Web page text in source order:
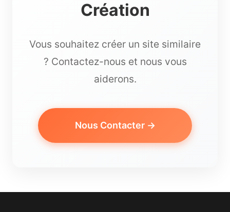
Création
Vous souhaitez créer un site similaire
? Contactez-nous et nous vous
aiderons.
Nous Contacter →